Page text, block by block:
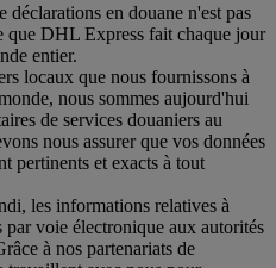
en douane n'est pas
que DHL Express fait chaque jour
entier.
locaux que nous fournissons à
nous sommes aujourd'hui
de services douaniers au
nous assurer que vos données
pertinents et exacts à tout
les informations relatives à
par voie électronique aux autorités
à nos partenariats de